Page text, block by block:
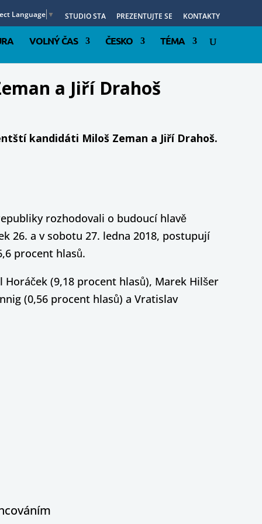
Language ▼ STUDIO STA PREZENTUJTE SE KONTAKTY
VOLNÝ ČAS ČESKO TÉMA
a Jiří Drahoš
kandidáti Miloš Zeman a Jiří Drahoš.
rozhodovali o budoucí hlavě
26. a v sobotu 27. ledna 2018, postupují
procent hlasů.
(9,18 procent hlasů), Marek Hilšer
(0,56 procent hlasů) a Vratislav